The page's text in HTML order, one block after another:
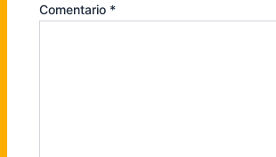
Comentario *